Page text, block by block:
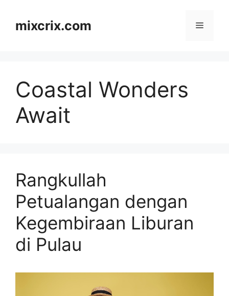
contentmixcrix.com Menu
Coastal Wonders
Await
Rangkullah
Petualangan dengan
Kegembiraan Liburan
di Pulau